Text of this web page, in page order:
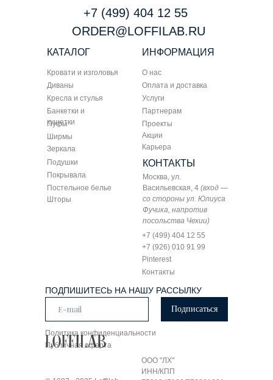
КАТАЛОГ
+7 (499) 404 12 55
ORDER@LOFFILAB.RU
Кровати и изголовья
Диваны
Кресла и стулья
Банкетки и
кушетки
Пуфы
Ширмы
ПОДПИШИТЕСЬ НА НАШУ РАССЫЛКУ
Подписаться
Политика конфиденциальности
Публичная оферта
ИНФОРМАЦИЯ
ООО "ЛХ"
ИНН/КПП
О нас
Зеркала
Оплата и доставка
Подушки КОНТАКТЫ
Покрывала
Москва, ул.
Васильевская, 4 (вход —
со стороны ул. Юлиуса
Фучика, напротив
посольства Чехии)
Постельное белье
+7 (499) 404 12 55
Шторы
+7 (926) 010 91 99
Pinterest
Услуги
Партнерам
Проекты
Акции
Контакты
Карьера